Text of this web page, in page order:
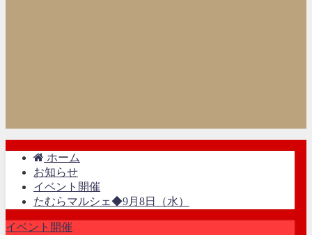
ホーム
お知らせ
イベント開催
たむらマルシェ◆9月8日（水）
イベント開催